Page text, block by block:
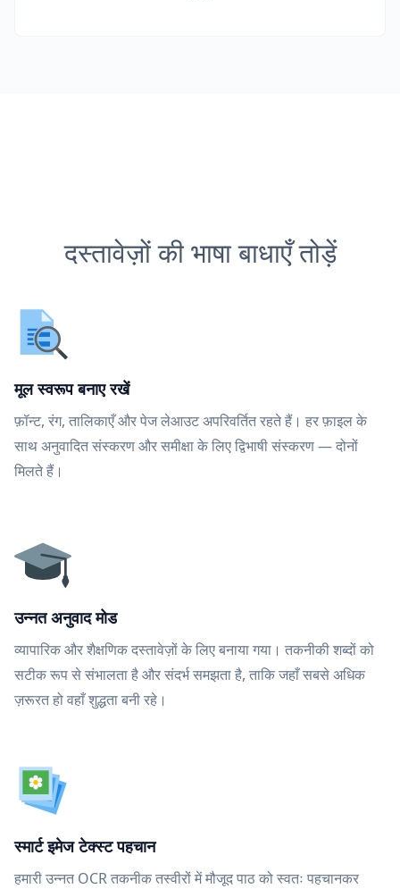
दस्तावेज़ों की भाषा बाधाएँ तोड़ें
मूल स्वरूप बनाए रखें
फ़ॉन्ट, रंग, तालिकाएँ और पेज लेआउट अपरिवर्तित रहते हैं। हर फ़ाइल के
साथ अनुवादित संस्करण और समीक्षा के लिए द्विभाषी संस्करण — दोनों
मिलते हैं।
उन्नत अनुवाद मोड
व्यापारिक और शैक्षणिक दस्तावेज़ों के लिए बनाया गया। तकनीकी शब्दों को
सटीक रूप से संभालता है और संदर्भ समझता है, ताकि जहाँ सबसे अधिक
ज़रूरत हो वहाँ शुद्धता बनी रहे।
स्मार्ट इमेज टेक्स्ट पहचान
हमारी उन्नत OCR तकनीक तस्वीरों में मौजूद पाठ को स्वतः पहचानकर